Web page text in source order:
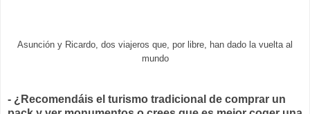
Asunción y Ricardo, dos viajeros que, por libre, han dado la vuelta al
mundo
- ¿Recomendáis el turismo tradicional de comprar un